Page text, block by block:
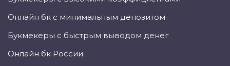
Онлайн бк с минимальным депозитом
Букмекеры с быстрым выводом денег
Онлайн бк России